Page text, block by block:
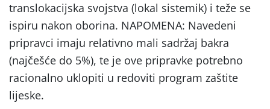
translokacijska svojstva (lokal sistemik) i teže se
ispiru nakon oborina. NAPOMENA: Navedeni
pripravci imaju relativno mali sadržaj bakra
(najčešće do 5%), te je ove pripravke potrebno
racionalno uklopiti u redoviti program zaštite
lijeske.